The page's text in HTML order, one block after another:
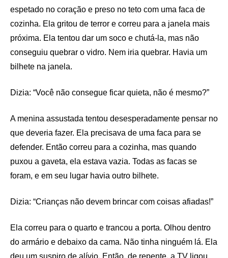
espetado no coração e preso no teto com uma faca de
cozinha. Ela gritou de terror e correu para a janela mais
próxima. Ela tentou dar um soco e chutá-la, mas não
conseguiu quebrar o vidro. Nem iria quebrar. Havia um
bilhete na janela.
Dizia: “Você não consegue ficar quieta, não é mesmo?”
A menina assustada tentou desesperadamente pensar no
que deveria fazer. Ela precisava de uma faca para se
defender. Então correu para a cozinha, mas quando
puxou a gaveta, ela estava vazia. Todas as facas se
foram, e em seu lugar havia outro bilhete.
Dizia: “Crianças não devem brincar com coisas afiadas!”
Ela correu para o quarto e trancou a porta. Olhou dentro
do armário e debaixo da cama. Não tinha ninguém lá. Ela
deu um suspiro de alívio. Então, de repente, a TV ligou